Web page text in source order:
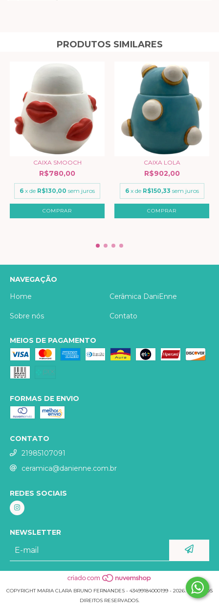
PRODUTOS SIMILARES
CAIXA SMOOCH
R$780,00
6 x de R$130,00 sem juros
CAIXA LOLA
R$902,00
6 x de R$150,33 sem juros
NAVEGAÇÃO
Home
Cerâmica DaniEnne
Sobre nós Contato
MEIOS DE PAGAMENTO
FORMAS DE ENVIO
CONTATO
21985107091
ceramica@danienne.com.br
REDES SOCIAIS
NEWSLETTER
COPYRIGHT MARIA CLARA BRUNO FERNANDES - 43499184000199 - 2026. TODOS OS
DIREITOS RESERVADOS.